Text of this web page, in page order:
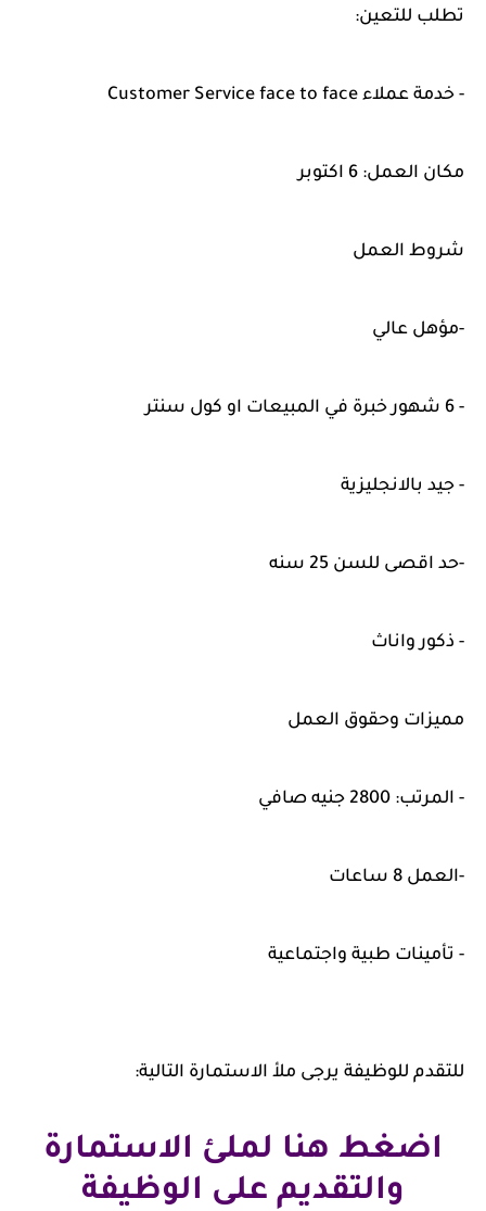
تطلب للتعين:
- خدمة عملاء Customer Service face to face
مكان العمل: 6 اكتوبر
شروط العمل
-مؤهل عالي
- 6 شهور خبرة في المبيعات او كول سنتر
- جيد بالانجليزية
-حد اقصى للسن 25 سنه
- ذكور واناث
مميزات وحقوق العمل
- المرتب: 2800 جنيه صافي
-العمل 8 ساعات
- تأمينات طبية واجتماعية
للتقدم للوظيفة يرجى ملأ الاستمارة التالية:
اضغط هنا لملئ الاستمارة
والتقديم على الوظيفة